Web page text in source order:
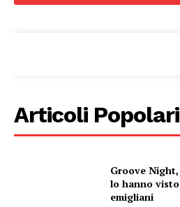
Articoli Popolari
Groove
lo hanno
emigliani